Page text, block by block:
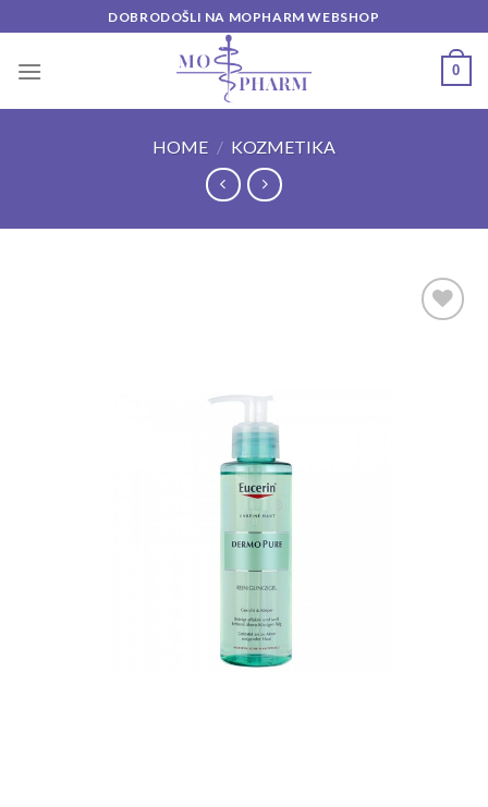
to
content
DOBRODOŠLI NA MOPHARM WEBSHOP
0
HOME / KOZMETIKA